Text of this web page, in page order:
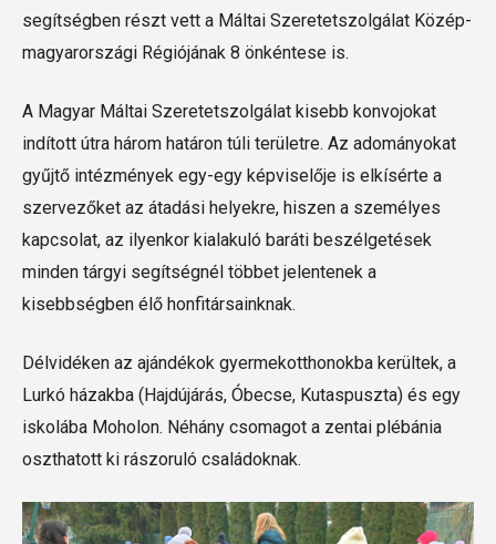
segítségben részt vett a Máltai Szeretetszolgálat Közép-
magyarországi Régiójának 8 önkéntese is.
A Magyar Máltai Szeretetszolgálat kisebb konvojokat
indított útra három határon túli területre. Az adományokat
gyűjtő intézmények egy-egy képviselője is elkísérte a
szervezőket az átadási helyekre, hiszen a személyes
kapcsolat, az ilyenkor kialakuló baráti beszélgetések
minden tárgyi segítségnél többet jelentenek a
kisebbségben élő honfitársainknak.
Délvidéken az ajándékok gyermekotthonokba kerültek, a
Lurkó házakba (Hajdújárás, Óbecse, Kutaspuszta) és egy
iskolába Moholon. Néhány csomagot a zentai plébánia
oszthatott ki rászoruló családoknak.